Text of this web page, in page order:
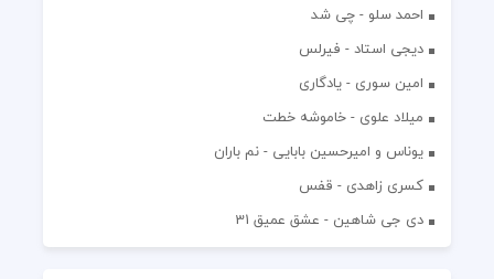
احمد سلو - چی شد
دیجی استاد - فیرلس
امین سوری - یادگاری
میلاد علوی - خاموشه خطت
یوناس و امیرحسین بابایی - نم باران
کسری زاهدی - قفس
دی جی شاهین - عشق عمیق 31